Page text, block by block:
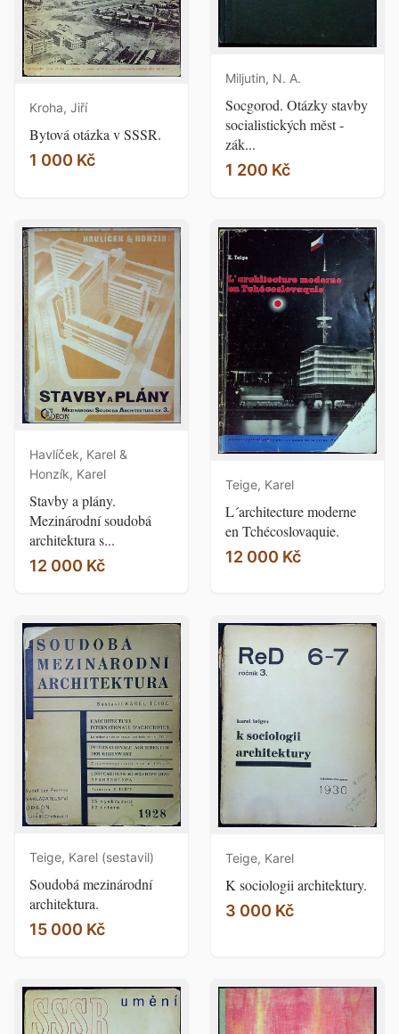
Kroha, Jiří
Bytová otázka v SSSR.
1 000 Kč
Miljutin, N. A.
Socgorod. Otázky stavby
socialistických měst -
zák...
1 200 Kč
Havlíček, Karel &
Honzík, Karel
Stavby a plány.
Mezinárodní soudobá
architektura s...
12 000 Kč
Teige, Karel
L´architecture moderne
en Tchécoslovaquie.
12 000 Kč
Teige, Karel (sestavil)
Soudobá mezinárodní
architektura.
15 000 Kč
Teige, Karel
K sociologii architektury.
3 000 Kč